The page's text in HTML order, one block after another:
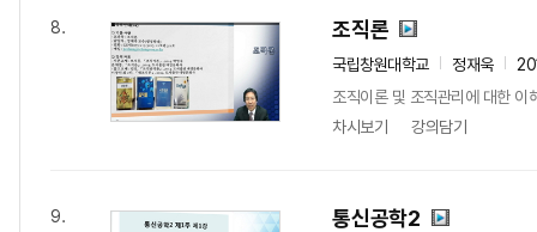
8. 조직론
국립창원대학교 정재욱
조직이론 및 조직관리에 대한 이
차시보기
강의담기
9. 통신공학2